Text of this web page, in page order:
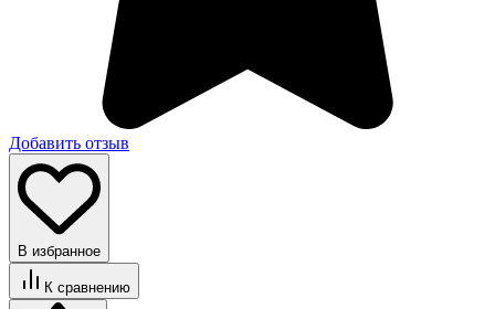
Добавить отзыв
В избранное
К сравнению